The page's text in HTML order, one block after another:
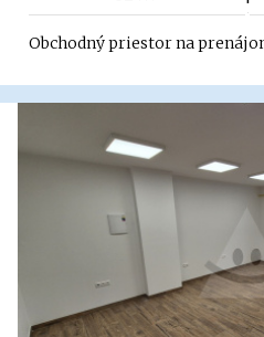
Obchodný priestor na